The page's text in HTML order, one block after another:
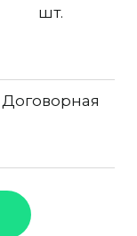
шт.
Договорная